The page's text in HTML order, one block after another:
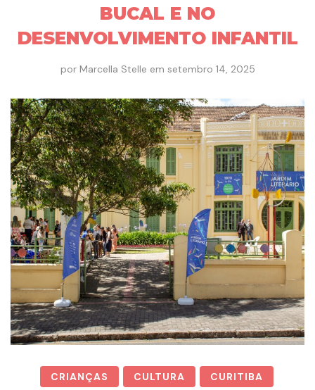
BUCAL E NO
DESENVOLVIMENTO INFANTIL
por Marcella Stelle em setembro 14, 2025
CRIANÇAS CULTURA CURITIBA